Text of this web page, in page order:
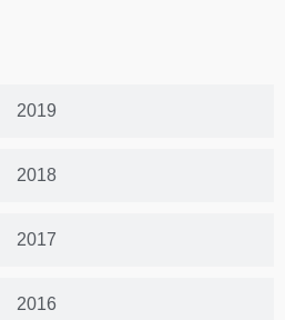
2019
2018
2017
2016